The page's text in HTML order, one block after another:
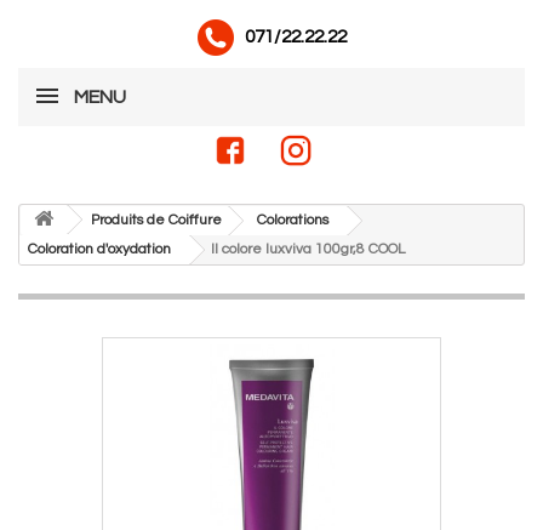
071/22.22.22
MENU
Produits de Coiffure
Colorations
Coloration d'oxydation
Il colore luxviva 100gr,8 COOL